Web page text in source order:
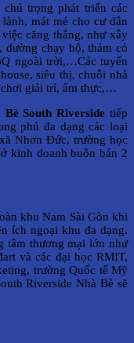
chú trọng phát triển các
mát mẻ cho cư dân
căng thẳng, như xây
đường chạy bộ, thảm cỏ
ngoài trời,…Các tuyến
siêu thị, chuỗi nhà
chơi giải trí, ẩm thực,…
Bè South Riversidetiếp
phú đa dạng các loại
Nhơn Đức, trường học
kinh doanh buôn bán 2
khu Nam Sài Gòn khi
ích ngoại khu đa dạng.
tâm thương mại lớn như
và các đại học RMIT,
trường Quốc tế Mỹ
Riverside Nhà Bè sẽ